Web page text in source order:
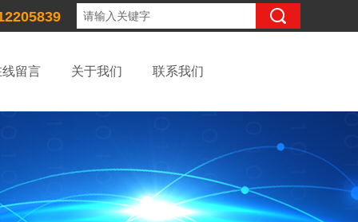
线留言 关于我们 联系我们